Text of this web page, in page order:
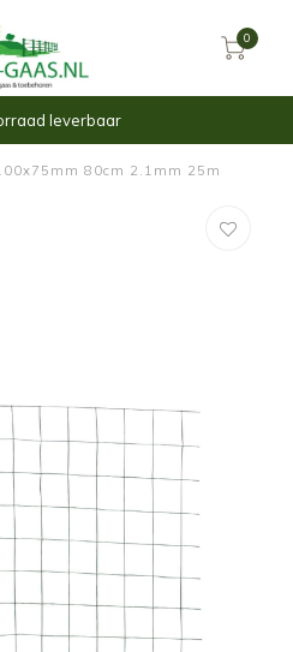
0
leverbaar
80cm 2.1mm 25m